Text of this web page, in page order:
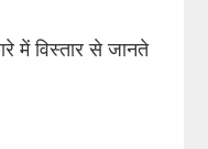
में विस्तार से जानते